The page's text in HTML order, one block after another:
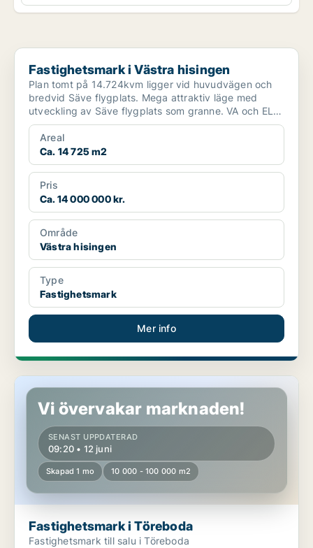
Fastighetsmark i Västra hisingen
Fastighetsmark i Västra hisingen
Plan tomt på 14.724kvm ligger vid huvudvägen och
bredvid Säve flygplats. Mega attraktiv läge med
utveckling av Säve flygplats som granne. VA och EL
tillkoppl...
Areal
Ca. 14 725 m2
Pris
Ca. 14 000 000 kr.
Område
Västra hisingen
Type
Fastighetsmark
Mer info
Fastighetsmark i Töreboda
Vi övervakar marknaden!
SENAST UPPDATERAD
09:20 • 12 juni
Skapad 1 mo 10 000 - 100 000 m2
Fastighetsmark i Töreboda
Fastighetsmark till salu i Töreboda